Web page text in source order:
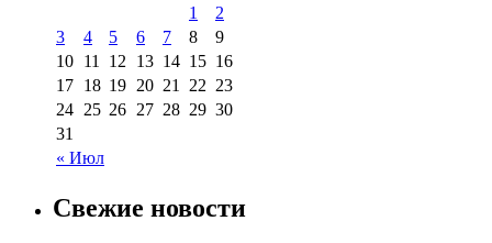
« Июл
1
2
3
4 5 6 7 8
9
10 11 12 13 14 15 16
17 18 19 20 21 22 23
24 25 26 27 28 29 30
31
Свежие новости